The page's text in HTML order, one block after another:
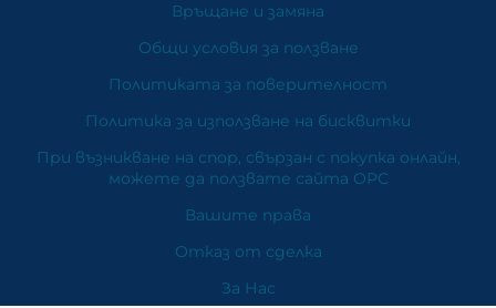
Връщане и замяна
Общи условия за ползване
Политиката за поверителност
Политика за използване на бисквитки
При възникване на спор, свързан с покупка онлайн,
можете да ползвате сайта ОРС
Вашите права
Отказ от сделка
За Нас